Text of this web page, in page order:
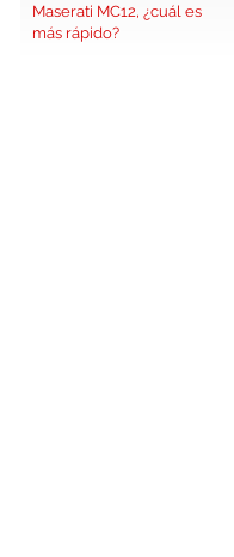
Maserati MC12, ¿cuál es
más rápido?